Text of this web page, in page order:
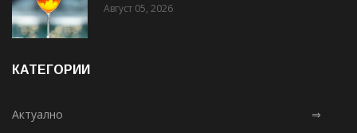
Август 05, 2026
КАТЕГОРИИ
Актуално ⇒